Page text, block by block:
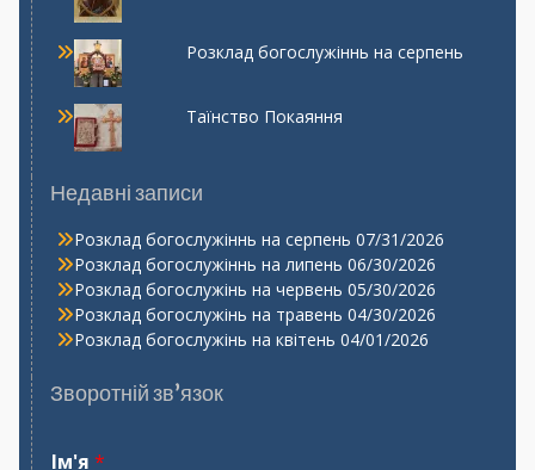
Розклад богослужіннь на серпень
Таїнство Покаяння
Недавні записи
Розклад богослужіннь на серпень 07/31/2026
Розклад богослужіннь на липень 06/30/2026
Розклад богослужінь на червень 05/30/2026
Розклад богослужінь на травень 04/30/2026
Розклад богослужінь на квітень 04/01/2026
Зворотній зв’язок
Ім'я *